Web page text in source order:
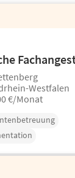
Westfalen
€/Monat